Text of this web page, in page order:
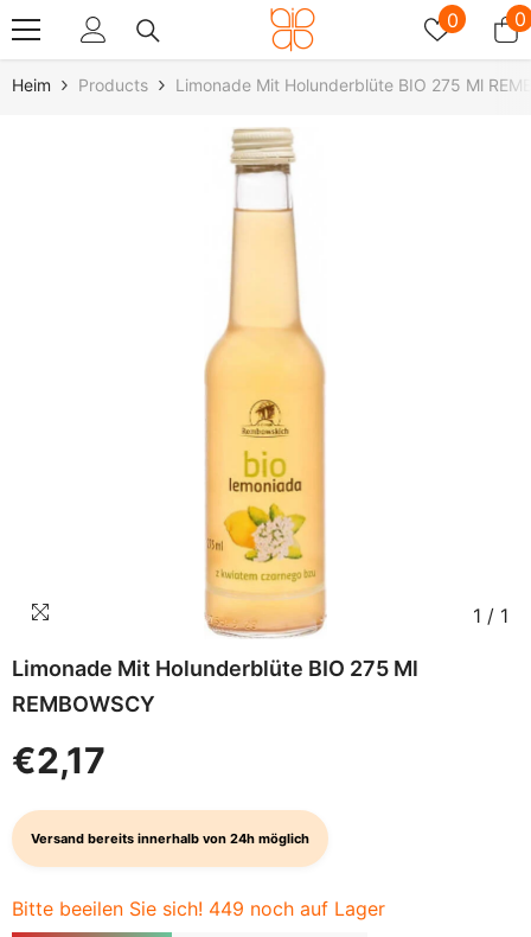
0 00
Heim Products Limonade Mit Holunderblüte BIO 275 Ml
1 / 1
Limonade Mit Holunderblüte BIO 275 Ml
REMBOWSCY
€2,17
Versand bereits innerhalb von 24h möglich
Bitte beeilen Sie sich! 449 noch auf Lager